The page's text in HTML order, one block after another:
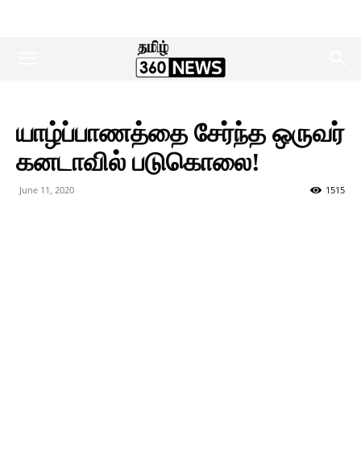
யாழ்ப்பாணத்தை சேர்ந்த ஒருவர்
கனடாவில் படுகொலை!
June 11, 2020 1515